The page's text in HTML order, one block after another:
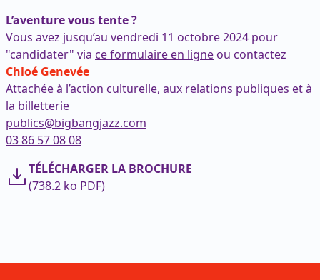
L’aventure vous tente ?
Vous avez jusqu’au vendredi 11 octobre 2024 pour
"candidater" via ce formulaire en ligne ou contactez
Chloé Genevée
Attachée à l’action culturelle, aux relations publiques et à
la billetterie
publics@bigbangjazz.com
03 86 57 08 08
TÉLÉCHARGER LA BROCHURE
(738.2 ko PDF)